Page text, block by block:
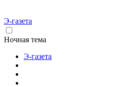
Э-газета
Ночная тема
Э-газета